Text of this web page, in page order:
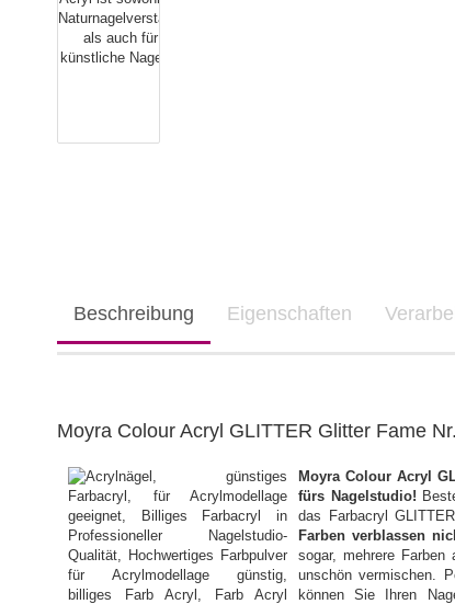
Beschreibung Eigenschaften
Moyra Colour Acryl GLITTER Glitter Fame
Moyra Colour Acryl
fürs Nagelstudio!
das Farbacryl
Farben verblassen
sogar, mehrere
unschön vermischen.
können Sie Ihren